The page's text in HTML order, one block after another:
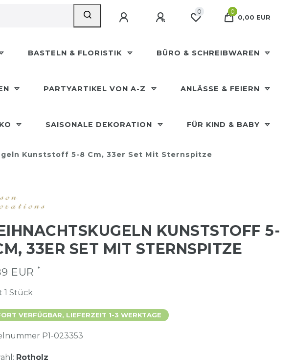
0
0
0,00 EUR
BASTELN & FLORISTIK BÜRO & SCHREIBWAREN
PARTYARTIKEL VON A-Z ANLÄSSE & FEIERN
SAISONALE DEKORATION FÜR KIND & BABY
Kunststoff 5-8 Cm, 33er Set Mit Sternspitze
KUNSTSTOFF 5-
33ER SET MIT STERNSPITZE
EUR *
1 Stück
VERFÜGBAR, LIEFERZEIT 1-3 WERKTAGE
P1-023353
Rotholz